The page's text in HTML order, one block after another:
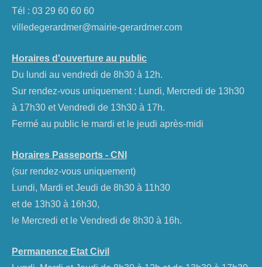
Tél : 03 29 60 60 60
villedegerardmer@mairie-gerardmer.com
Horaires d'ouverture au public
Du lundi au vendredi de 8h30 à 12h.
Sur rendez-vous uniquement : Lundi, Mercredi de 13h30
à 17h30 et Vendredi de 13h30 à 17h.
Fermé au public le mardi et le jeudi après-midi
Horaires Passeports - CNI
(sur rendez-vous uniquement)
Lundi, Mardi et Jeudi de 8h30 à 11h30
et de 13h30 à 16h30,
le Mercredi et le Vendredi de 8h30 à 16h.
Permanence Etat Civil